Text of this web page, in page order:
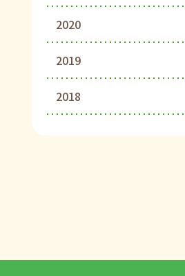
2020
2019
2018